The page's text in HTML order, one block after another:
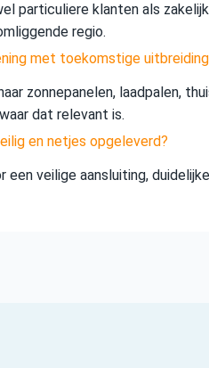
particuliere klanten als
regio.
met toekomstige
zonnepanelen, laadpalen,
dat relevant is.
en netjes opgeleverd?
een veilige aansluiting,